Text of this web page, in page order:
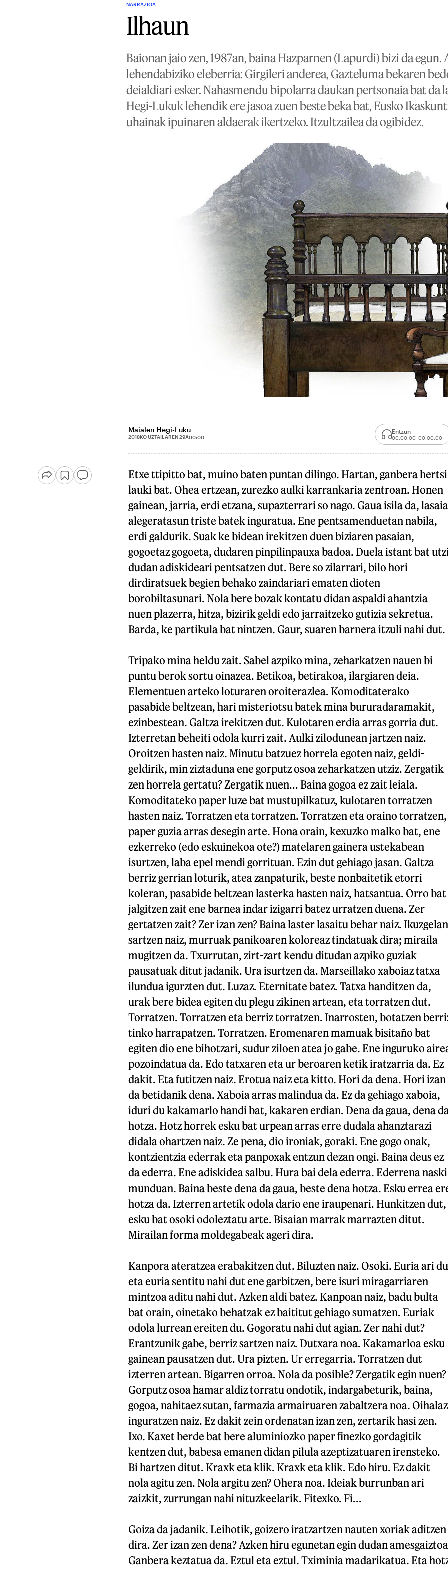
NARRAZIOA
Ilhaun
Baionan jaio zen, 1987an, baina Hazparnen (Lapurdi) bizi da
lehendabiziko eleberria: Girgileri anderea, Gazteluma bekaren
deialdiari esker. Nahasmendu bipolarra daukan pertsonaia bat da
Hegi-Lukuk lehendik ere jasoa zuen beste beka bat, Eusko
uhainak ipuinaren aldaerak ikertzeko. Itzultzailea da ogibidez.
Maialen Hegi-Luku
2018KO UZTAILAREN 29A00:00
Entzun
00:00:00 00:00:00
Etxe ttipitto bat, muino baten puntan dilingo. Hartan, ganbera hertsi
lauki bat. Ohea ertzean, zurezko aulki karrankaria zentroan. Honen
gainean, jarria, erdi etzana, supazterrari so nago. Gaua isila da,
alegeratasun triste batek inguratua. Ene pentsamenduetan nabila,
erdi galdurik. Suak ke bidean irekitzen duen biziaren pasaian,
gogoetaz gogoeta, dudaren pinpilinpauxa badoa. Duela istant bat
dudan adiskideari pentsatzen dut. Bere so zilarrari, bilo hori
dirdiratsuek begien behako zaindariari ematen dioten
borobiltasunari. Nola bere bozak kontatu didan aspaldi ahantzia
nuen plazerra, hitza, bizirik geldi edo jarraitzeko gutizia sekretua.
Barda, ke partikula bat nintzen. Gaur, suaren barnera itzuli nahi dut.
Tripako mina heldu zait. Sabel azpiko mina, zeharkatzen nauen bi
puntu berok sortu oinazea. Betikoa, betirakoa, ilargiaren deia.
Elementuen arteko loturaren oroiterazlea. Komoditaterako
pasabide beltzean, hari misteriotsu batek mina bururadaramakit,
ezinbestean. Galtza irekitzen dut. Kulotaren erdia arras gorria dut.
Izterretan beheiti odola kurri zait. Aulki zilodunean jartzen naiz.
Oroitzen hasten naiz. Minutu batzuez horrela egoten naiz, geldi-
geldirik, min ziztaduna ene gorputz osoa zeharkatzen utziz. Zergatik
zen horrela gertatu? Zergatik nuen... Baina gogoa ez zait leiala.
Komoditateko paper luze bat mustupilkatuz, kulotaren torratzen
hasten naiz. Torratzen eta torratzen. Torratzen eta oraino torratzen,
paper guzia arras desegin arte. Hona orain, kexuzko malko bat, ene
ezkerreko (edo eskuinekoa ote?) matelaren gainera ustekabean
isurtzen, laba epel mendi gorrituan. Ezin dut gehiago jasan. Galtza
berriz gerrian loturik, atea zanpaturik, beste nonbaitetik etorri
koleran, pasabide beltzean lasterka hasten naiz, hatsantua. Orro bat
jalgitzen zait ene barnea indar izigarri batez urratzen duena. Zer
gertatzen zait? Zer izan zen? Baina laster lasaitu behar naiz. Ikuzgelan
sartzen naiz, murruak panikoaren koloreaz tindatuak dira; miraila
mugitzen da. Txurrutan, zirt-zart kendu ditudan azpiko guziak
pausatuak ditut jadanik. Ura isurtzen da. Marseillako xaboiaz tatxa
ilundua igurzten dut. Luzaz. Eternitate batez. Tatxa handitzen da,
urak bere bidea egiten du plegu zikinen artean, eta torratzen dut.
Torratzen. Torratzen eta berriz torratzen. Inarrosten, botatzen
tinko harrapatzen. Torratzen. Eromenaren mamuak bisitaño bat
egiten dio ene bihotzari, sudur ziloen atea jo gabe. Ene inguruko
pozoindatua da. Edo tatxaren eta ur beroaren ketik iratzarria da. Ez
dakit. Eta futitzen naiz. Erotua naiz eta kitto. Hori da dena. Hori izan
da betidanik dena. Xaboia arras malindua da. Ez da gehiago xaboia,
iduri du kakamarlo handi bat, kakaren erdian. Dena da gaua, dena
hotza. Hotz horrek esku bat urpean arras erre dudala ahanztarazi
didala ohartzen naiz. Ze pena, dio ironiak, goraki. Ene gogo onak,
kontzientzia ederrak eta panpoxak entzun dezan ongi. Baina deus ez
da ederra. Ene adiskidea salbu. Hura bai dela ederra. Ederrena naski
munduan. Baina beste dena da gaua, beste dena hotza. Esku errea
hotza da. Izterren artetik odola dario ene iraupenari. Hunkitzen dut,
esku bat osoki odoleztatu arte. Bisaian marrak marrazten ditut.
Mirailan forma moldegabeak ageri dira.
Kanpora ateratzea erabakitzen dut. Biluzten naiz. Osoki. Euria ari
eta euria sentitu nahi dut ene garbitzen, bere isuri miragarriaren
mintzoa aditu nahi dut. Azken aldi batez. Kanpoan naiz, badu bulta
bat orain, oinetako behatzak ez baititut gehiago sumatzen. Euriak
odola lurrean ereiten du. Gogoratu nahi dut agian. Zer nahi dut?
Erantzunik gabe, berriz sartzen naiz. Dutxara noa. Kakamarloa esku
gainean pausatzen dut. Ura pizten. Ur erregarria. Torratzen dut
izterren artean. Bigarren orroa. Nola da posible? Zergatik egin nuen?
Gorputz osoa hamar aldiz torratu ondotik, indargabeturik, baina,
gogoa, nahitaez sutan, farmazia armairuaren zabaltzera noa. Oihalaz
inguratzen naiz. Ez dakit zein ordenatan izan zen, zertarik hasi zen.
Ixo. Kaxet berde bat bere aluminiozko paper finezko gordagitik
kentzen dut, babesa emanen didan pilula azeptizatuaren irensteko.
Bi hartzen ditut. Kraxk eta klik. Kraxk eta klik. Edo hiru. Ez dakit
nola agitu zen. Nola argitu zen? Ohera noa. Ideiak burrunban ari
zaizkit, zurrungan nahi nituzkeelarik. Fitexko. Fi...
Goiza da jadanik. Leihotik, goizero iratzartzen nauten xoriak aditzen
dira. Zer izan zen dena? Azken hiru egunetan egin dudan
Ganbera keztatua da. Eztul eta eztul. Tximinia madarikatua. Eta